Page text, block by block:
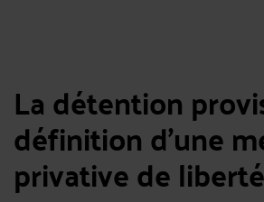
La détention
définition d'une
privative de liberté